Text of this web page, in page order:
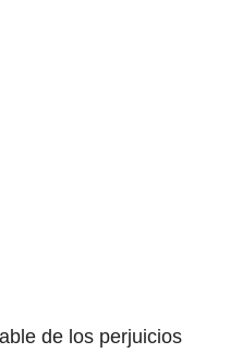
de los perjuicios